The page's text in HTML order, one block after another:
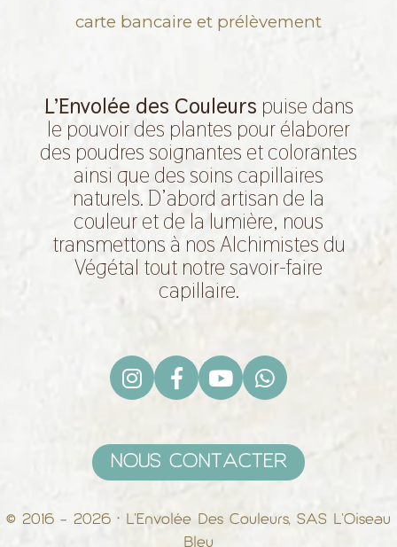
carte bancaire et prélèvement
L’Envolée des Couleurs puise dans
le pouvoir des plantes pour élaborer
des poudres soignantes et colorantes
ainsi que des soins capillaires
naturels. D’abord artisan de la
couleur et de la lumière, nous
transmettons à nos Alchimistes du
Végétal tout notre savoir-faire
capillaire.
NOUS CONTACTER
© 2016 - 2026 • L’Envolée Des Couleurs, SAS L’Oiseau
Bleu